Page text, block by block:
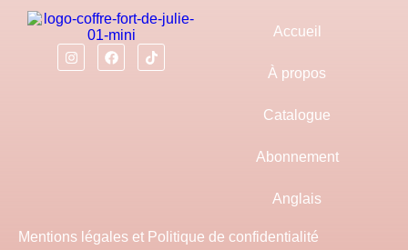
Accueil
À propos
Catalogue
Abonnement
Anglais
Mentions légales et Politique de confidentialité